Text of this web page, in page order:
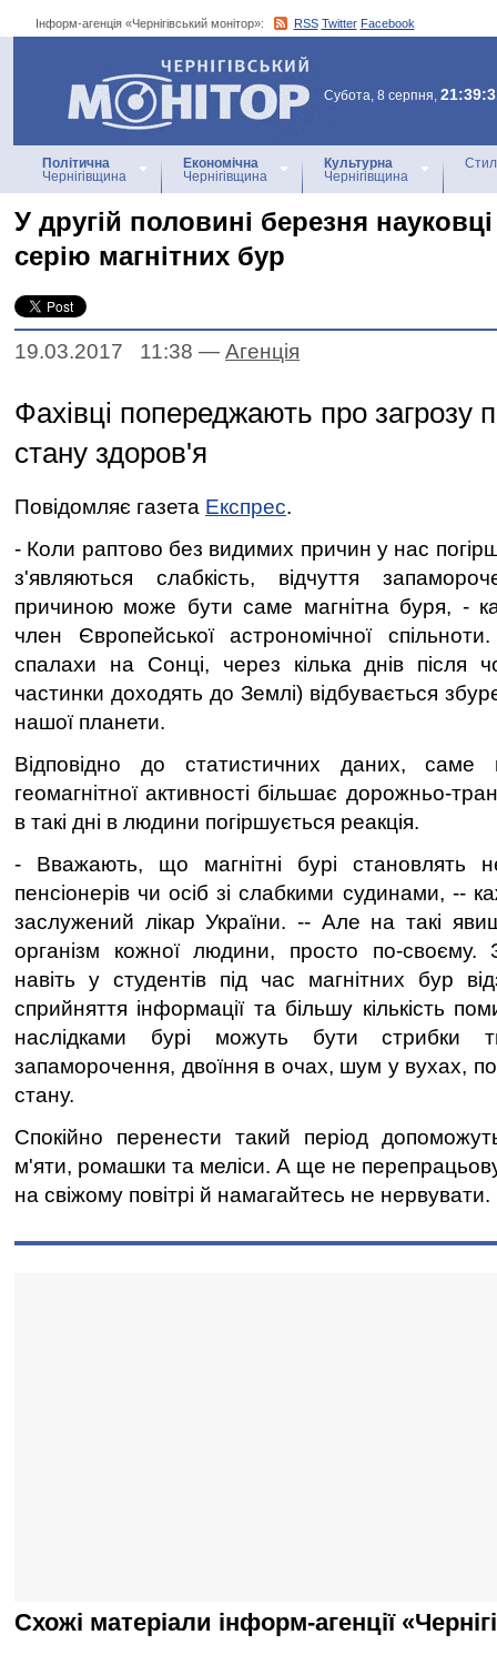
Інформ-агенція «Чернігівський монітор»: RSS Twitter Facebook
Інформ-агенція
«Чернігівський монітор»
Субота, 8 серпня,
Політична
Чернігівщина
Економічна
Чернігівщина
Культурна
Чернігівщина
У другiй половинi березня
серiю магнiтних бур
19.03.2017 11:38 — Агенцiя
Фахiвцi попереджають про загрозу
стану здоров'я
Повідомляє газета Експрес.
- Коли раптово без видимих причин у нас
з'являються слабкiсть, вiдчуття
причиною може бути саме магнiтна буря, -
член Європейської астрономiчної
спалахи на Сонцi, через кiлька днiв пiсля
частинки доходять до Землi) вiдбувається
нашої планети.
Вiдповiдно до статистичних даних, саме
геомагнiтної активностi бiльшає дорожньо-
в такi днi в людини погiршується реакцiя.
- Вважають, що магнiтнi бурi становлять
пенсiонерiв чи осiб зi слабкими судинами, --
заслужений лiкар України. -- Але на такi
органiзм кожної людини, просто по-своєму.
навiть у студентiв пiд час магнiтних бур
сприйняття iнформацiї та бiльшу кiлькiсть
наслiдками бурi можуть бути стрибки
запаморочення, двоїння в очах, шум у вухах,
стану.
Спокiйно перенести такий перiод
м'яти, ромашки та мелiси. А ще не
на свiжому повiтрi й намагайтесь не нервувати.
Схожі матеріали інформ-агенції